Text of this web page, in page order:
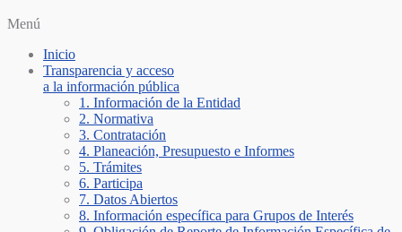
Menú
Inicio
Transparencia y acceso
a la información pública
1. Información de la Entidad
2. Normativa
3. Contratación
4. Planeación, Presupuesto e Informes
5. Trámites
6. Participa
7. Datos Abiertos
8. Información específica para Grupos de Interés